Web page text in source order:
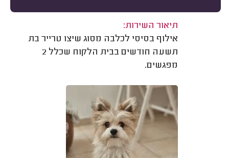
תיאור השירות:
אילוף בסיסי לכלבה מסוג שיצו טרייר בת
תשעה חודשים בבית הלקוח שכלל 2
מפגשים.